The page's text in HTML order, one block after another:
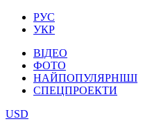
РУС
УКР
ВІДЕО
ФОТО
НАЙПОПУЛЯРНІШІ
СПЕЦПРОЕКТИ
USD